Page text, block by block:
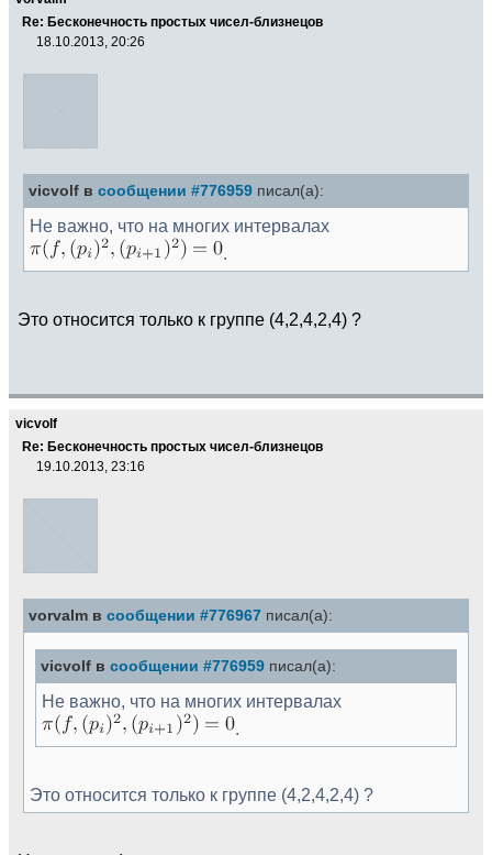
Re: Бесконечность простых чисел-близнецов
18.10.2013, 20:26
vicvolf в сообщении #776959 писал(а):
Не важно, что на многих интервалах
.
Это относится только к группе (4,2,4,2,4) ?
vicvolf
Re: Бесконечность простых чисел-близнецов
19.10.2013, 23:16
vorvalm в сообщении #776967 писал(а):
vicvolf в сообщении #776959 писал(а):
Не важно, что на многих интервалах
.
Это относится только к группе (4,2,4,2,4) ?